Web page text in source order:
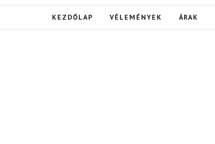
KEZDŐLAP VÉLEMÉNYEK ÁRAK